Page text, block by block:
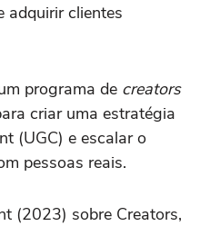
adquirir clientes
programa de creators
criar uma estratégia
(UGC) e escalar o
pessoas reais.
(2023) sobre Creators,